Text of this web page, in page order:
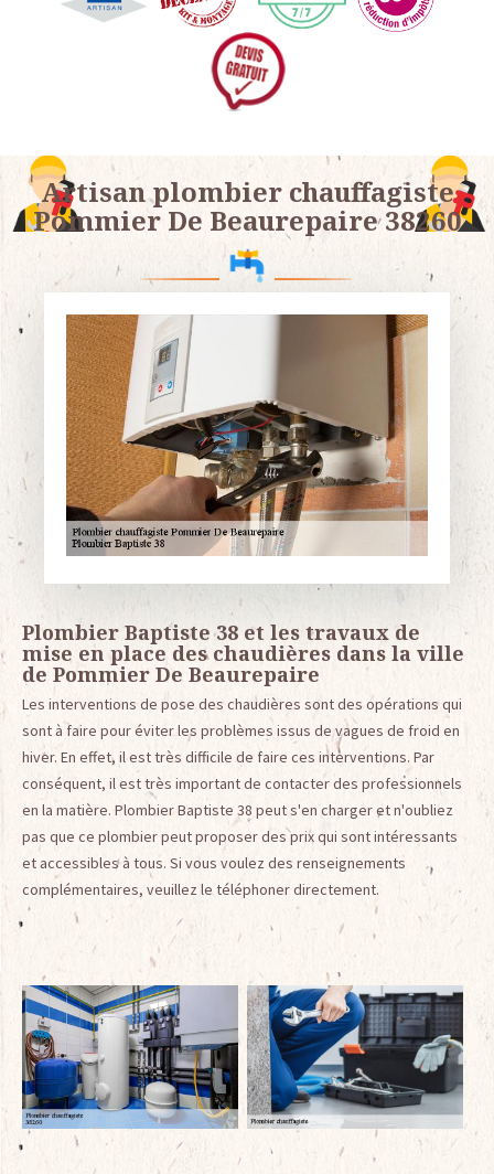
Artisan plombier chauffagiste
Pommier De Beaurepaire 38260
Plombier Baptiste 38 et les travaux de
mise en place des chaudières dans la ville
de Pommier De Beaurepaire
Les interventions de pose des chaudières sont des opérations qui
sont à faire pour éviter les problèmes issus de vagues de froid en
hiver. En effet, il est très difficile de faire ces interventions. Par
conséquent, il est très important de contacter des professionnels
en la matière. Plombier Baptiste 38 peut s'en charger et n'oubliez
pas que ce plombier peut proposer des prix qui sont intéressants
et accessibles à tous. Si vous voulez des renseignements
complémentaires, veuillez le téléphoner directement.